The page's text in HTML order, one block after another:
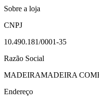
Sobre a loja
CNPJ
10.490.181/0001-35
Razão Social
MADEIRAMADEIRA
Endereço